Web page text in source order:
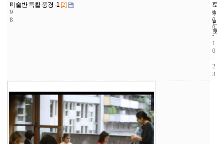
2
9
8
미술반 특활 풍경 -1 [2]
2
4
6
2
0
0
9
-
1
0
-
2
3